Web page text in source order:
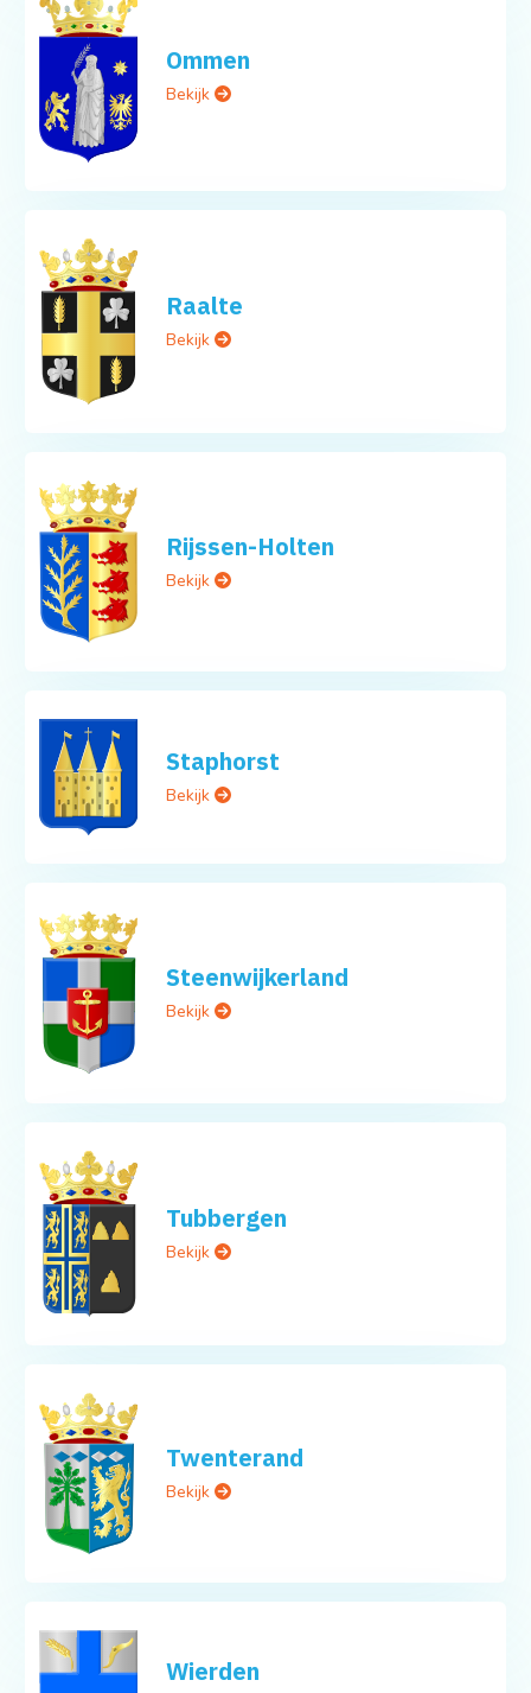
Ommen
Bekijk
Raalte
Bekijk
Rijssen-Holten
Bekijk
Staphorst
Bekijk
Steenwijkerland
Bekijk
Tubbergen
Bekijk
Twenterand
Bekijk
Wierden